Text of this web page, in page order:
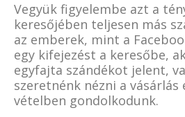
Vegyük figyelembe azt a
keresőjében teljesen más
az emberek, mint a
egy kifejezést a keresőbe,
egyfajta szándékot jelent,
szeretnénk nézni a
vételben gondolkodunk.